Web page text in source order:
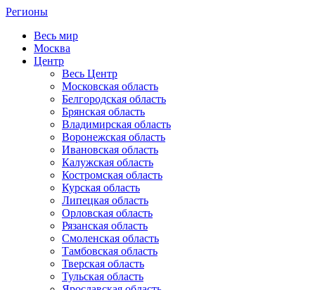
Регионы
Весь мир
Москва
Центр
Весь Центр
Московская область
Белгородская область
Брянская область
Владимирская область
Воронежская область
Ивановская область
Калужская область
Костромская область
Курская область
Липецкая область
Орловская область
Рязанская область
Смоленская область
Тамбовская область
Тверская область
Тульская область